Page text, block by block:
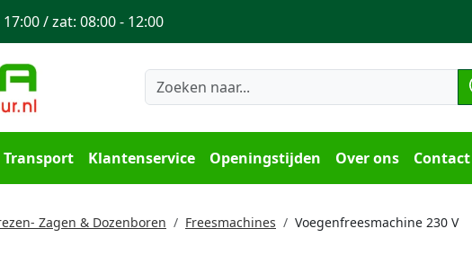
Transport Klantenservice Openingstijden Over ons Contact
/ zat: 08:00 - 12:00
Zagen & Dozenboren Freesmachines
Voegenfreesmachine 230 V